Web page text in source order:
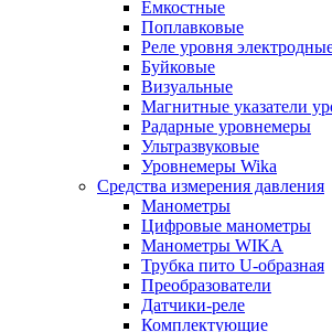
Емкостные
Поплавковые
Реле уровня
Буйковые
Визуальные
Магнитные указатели
Радарные уровнемеры
Ультразвуковые
Уровнемеры Wika
Средства измерения давления
Манометры
Цифровые манометры
Манометры WIKA
Трубка пито U-образная
Преобразователи
Датчики-реле
Комплектующие